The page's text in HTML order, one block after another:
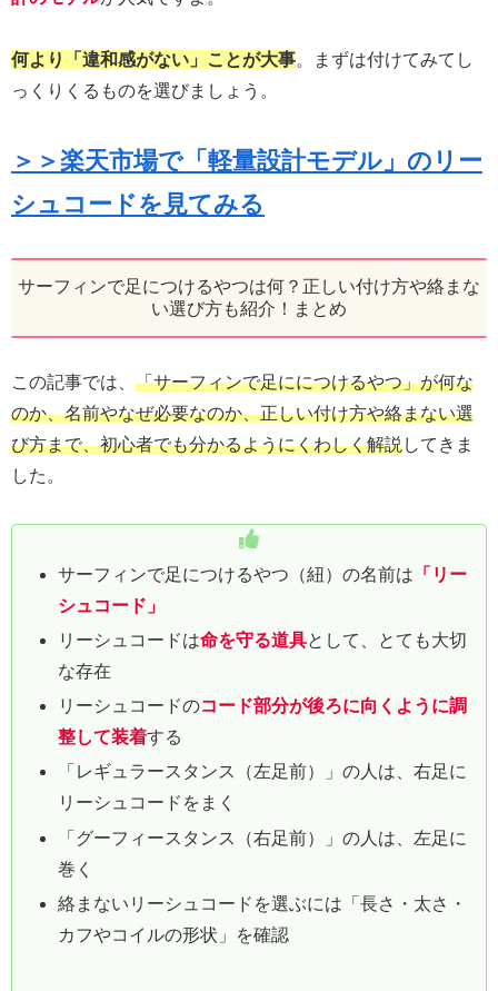
何より「違和感がない」ことが大事。まずは付けてみてし
っくりくるものを選びましょう。
＞＞楽天市場で「軽量設計モデル」のリー
シュコードを見てみる
サーフィンで足につけるやつは何？正しい付け方や絡まな
い選び方も紹介！まとめ
この記事では、 「サーフィンで足ににつけるやつ」が何な
のか、名前やなぜ必要なのか、正しい付け方や絡まない選
び方まで、初心者でも分かるようにくわしく解説してきま
した。
サーフィンで足につけるやつ（紐）の名前は 「リー
シュコード」
リーシュコードは命を守る道具として、とても大切
な存在
リーシュコードのコード部分が後ろに向くように調
整して装着する
「レギュラースタンス（左足前）」の人は、右足に
リーシュコードをまく
「グーフィースタンス（右足前）」の人は、左足に
巻く
絡まないリーシュコードを選ぶには「長さ・太さ・
カフやコイルの形状」を確認